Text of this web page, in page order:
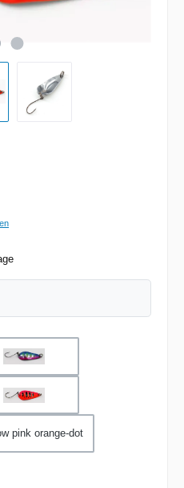
blue pink yellow-dot
pink black-dot
pink orange-dot